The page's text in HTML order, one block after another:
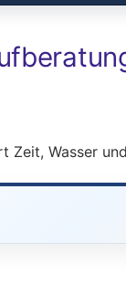
Zeit, Wasser